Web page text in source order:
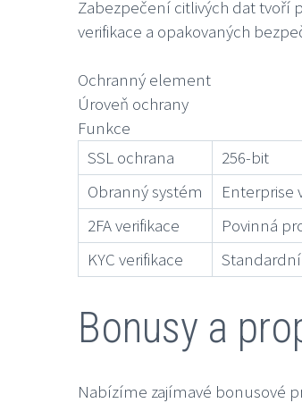
Zabezpečení citlivých dat tvoří
verifikace a opakovaných
Ochranný element
Úroveň ochrany
Funkce
SSL ochrana
256-bit
Obranný systém
Enterprise
2FA verifikace
Povinná
KYC verifikace
Bonusy a
Nabízíme zajímavé bonusové